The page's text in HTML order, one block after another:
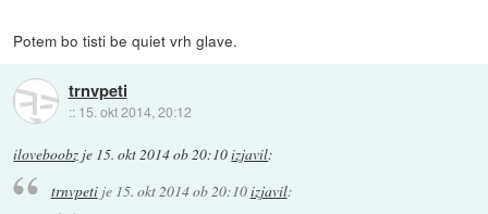
Potem bo tisti be quiet vrh glave.
trnvpeti
:: 15. okt 2014, 20:12
iloveboobz je 15. okt 2014 ob 20:10izjavil:
trnvpetije 15. okt 2014 ob 20:10izjavil: